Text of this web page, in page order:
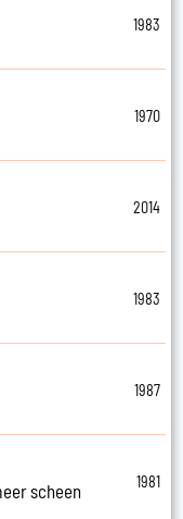
1983
1970
2014
1983
1987
scheen
1981